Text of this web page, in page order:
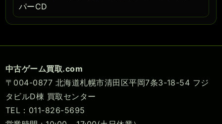
パーCD
中古ゲーム買取.com
〒004-0877 北海道札幌市清田区平岡7条3-18-54 フジ
タビルD棟 買取センター
TEL：011-826-5695